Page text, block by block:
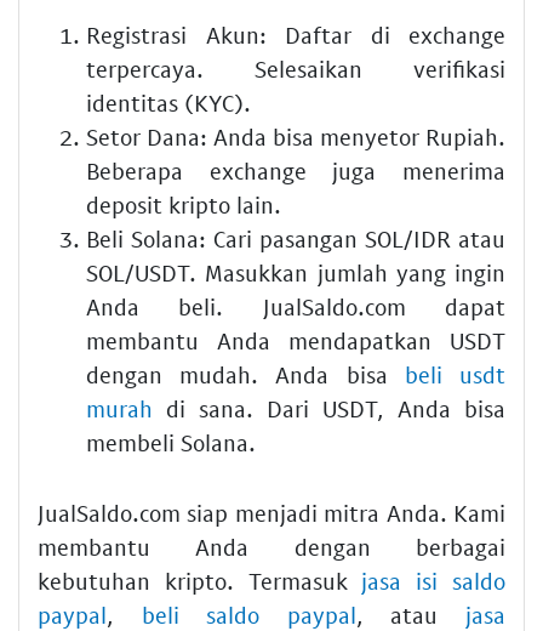
Registrasi Akun: Daftar di exchange
terpercaya. Selesaikan verifikasi
identitas (KYC).
Setor Dana: Anda bisa menyetor Rupiah.
Beberapa exchange juga menerima
deposit kripto lain.
Beli Solana: Cari pasangan SOL/IDR atau
SOL/USDT. Masukkan jumlah yang ingin
Anda beli. JualSaldo.com dapat
membantu Anda mendapatkan USDT
dengan mudah. Anda bisa beli usdt
murah di sana. Dari USDT, Anda bisa
membeli Solana.
JualSaldo.com siap menjadi mitra Anda. Kami
membantu Anda dengan berbagai
kebutuhan kripto. Termasuk jasa isi saldo
paypal, beli saldo paypal, atau jasa